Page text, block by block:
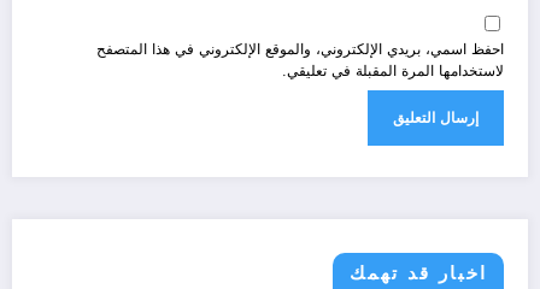
احفظ اسمي، بريدي الإلكتروني، والموقع الإلكتروني في هذا المتصفح
لاستخدامها المرة المقبلة في تعليقي.
اخبار قد تهمك